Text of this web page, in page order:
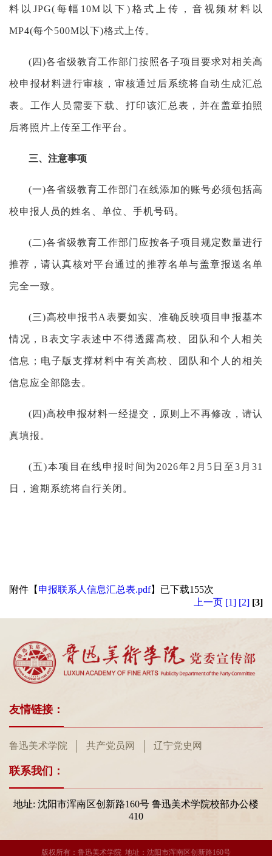
料以JPG(每幅10M以下)格式上传，音视频材料以
MP4(每个500M以下)格式上传。
(四)各省级教育工作部门按照各子项目要求对相关高
校申报材料进行审核，审核通过后系统将自动生成汇总
表。工作人员需要下载、打印该汇总表，并在盖章拍照
后将照片上传至工作平台。
三、注意事项
(一)各省级教育工作部门在线添加的账号必须包括高
校申报人员的姓名、单位、手机号码。
(二)各省级教育工作部门应按各子项目规定数量进行
推荐，请认真核对平台通过的推荐名单与盖章报送名单
完全一致。
(三)高校申报书A表要如实、准确反映项目申报基本
情况，B表文字表述中不得透露高校、团队和个人相关
信息；电子版支撑材料中有关高校、团队和个人的相关
信息应全部隐去。
(四)高校申报材料一经提交，原则上不再修改，请认
真填报。
(五)本项目在线申报时间为2026年2月5日至3月31
日，逾期系统将自行关闭。
附件【 申报联系人信息汇总表.pdf】已下载155次
上一页 [1] [2] [3]
友情链接：
鲁迅美术学院 共产党员网 辽宁党史网
联系我们：
地址: 沈阳市浑南区创新路160号 鲁迅美术学院校部办公楼
410
版权所有：鲁迅美术学院 地址：沈阳市浑南区创新路160号